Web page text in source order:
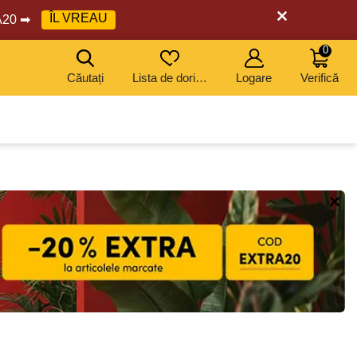
➡ ÎL VREAU
Căutați Lista de dorințe Logare Verifică
0